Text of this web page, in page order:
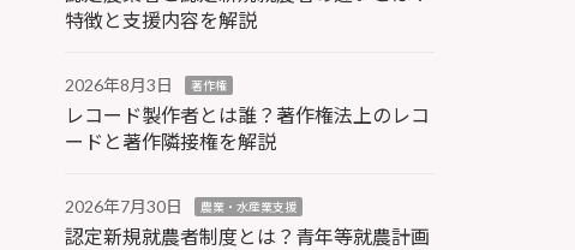
特徴と支援内容を解説
2026年8月3日 著作権
レコード製作者とは誰？著作権法上のレコ
ードと著作隣接権を解説
2026年7月30日 農業・水産業支援
認定新規就農者制度とは？青年等就農計画